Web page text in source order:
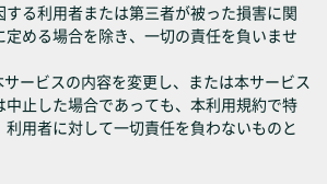
る利用者または第三者が被った損害に関
定める場合を除き、一切の責任を負いませ
ービスの内容を変更し、または本サービス
中止した場合であっても、本利用規約で特
用者に対して一切責任を負わないものと